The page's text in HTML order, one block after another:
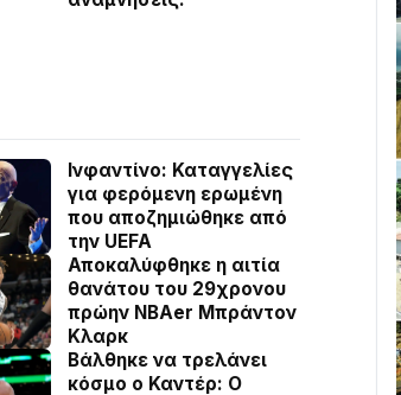
Ινφαντίνο: Καταγγελίες
για φερόμενη ερωμένη
που αποζημιώθηκε από
την UEFA
Αποκαλύφθηκε η αιτία
θανάτου του 29χρονου
πρώην NBAer Μπράντον
Κλαρκ
Βάλθηκε να τρελάνει
κόσμο ο Καντέρ: Ο